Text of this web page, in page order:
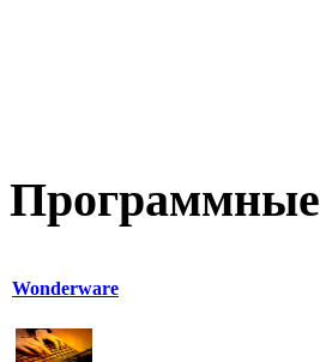
Программные
Wonderware